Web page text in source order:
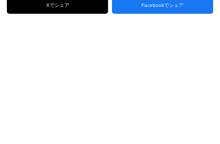
Xでシェア Facebookでシェア